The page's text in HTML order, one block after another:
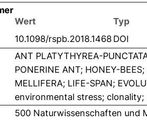
Wert
Typ
10.1098/rspb.2018.1468 DOI
ANT PLATYTHYREA-
PONERINE ANT; HONEY-
MELLIFERA; LIFE-SPAN;
environmental stress; clonality;
500 Naturwissenschaften und